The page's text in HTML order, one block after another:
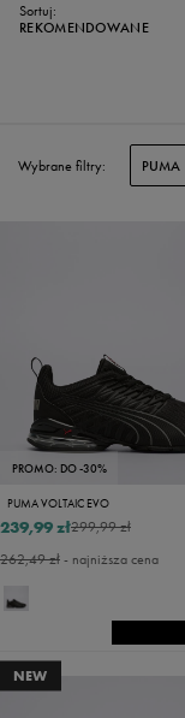
Sortuj:
REKOMENDOWANE
Wybrane filtry: PUMA
PROMO: DO -30%
PUMA VOLTAIC EVO
299,99 zł
239,99 zł
262,49 zł- najniższa cena
NEW